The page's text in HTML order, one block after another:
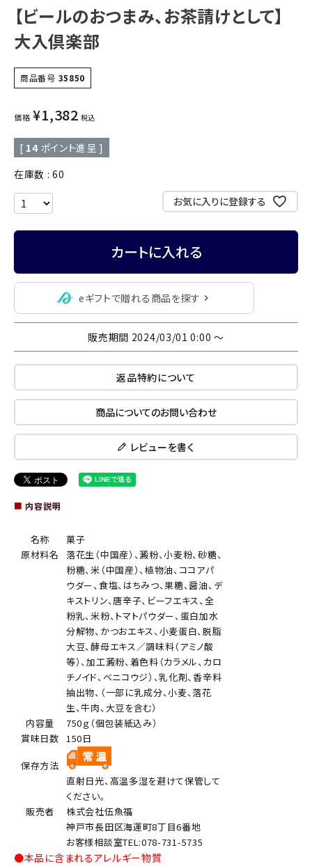
【ビールのおつまみ、お茶請けとして】
大入倶楽部
商品番号 35850
価格 ¥1,382 税込
[ 14 ポイント進呈 ]
在庫数
60
お気に入りに登録する
カートに入れる
eギフトで贈れる商品を探す
販売期間 2024/03/01 0:00 〜
返品特約について
商品についてのお問い合わせ
レビューを書く
■ 内容説明
名称
菓子
原材料名
落花生（中国産）、澱粉、小麦粉、砂糖、
粉糖、米（中国産）、植物油、ココアパ
ウダー、食塩、はちみつ、果糖、醤油、デ
キストリン、唐辛子、ビーフエキス、全
粉乳、米粉、トマトパウダー、蛋白加水
分解物、かつおエキス、小麦蛋白、脱脂
大豆、酵母エキス／調味料（アミノ酸
等）、加工澱粉、着色料（カラメル、カロ
チノイド、ベニコウジ）、乳化剤、香辛料
抽出物、（一部に乳成分、小麦、落花
生、牛肉、大豆を含む）
内容量
750ｇ（個包装紙込み）
賞味日数
150日
保存方法
直射日光、高温多湿を避けて保管して
ください。
販売者
株式会社伍魚福
神戸市長田区海運町8丁目6番地
お客様相談室TEL:078-731-5735
●本品に含まれるアレルギー物質